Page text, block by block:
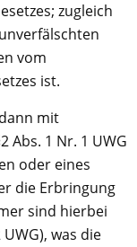
zugleich
vom
ist.
mit
Abs. 1 Nr. 1 UWG
oder eines
die Erbringung
sind hierbei
was die